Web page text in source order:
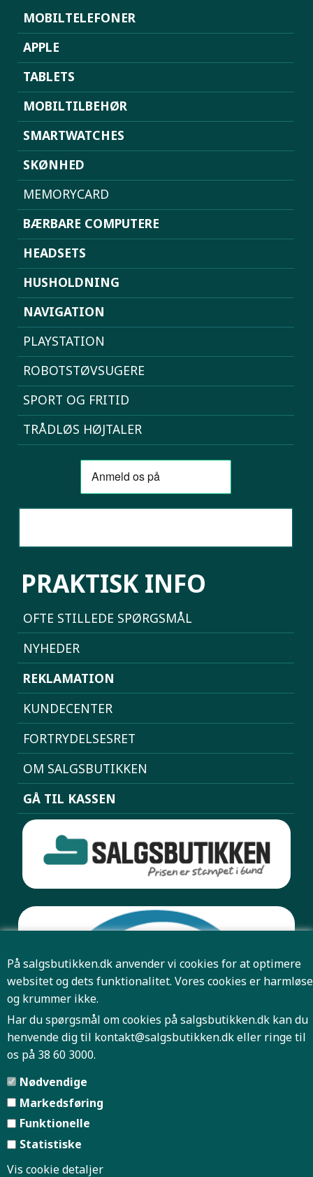
På salgsbutikken.dk anvender vi cookies for at optimere
websitet og dets funktionalitet. Vores cookies er harmløse
og krummer ikke.
Har du spørgsmål om cookies på salgsbutikken.dk kan du
henvende dig til kontakt@salgsbutikken.dkeller ringe til
os på 38 60 3000.
Nødvendige
Markedsføring
Funktionelle
Statistiske
Vis cookie detaljer
MOBILTELEFONER
APPLE
TABLETS
MOBILTILBEHØR
SMARTWATCHES
SKØNHED
MEMORYCARD
BÆRBARE COMPUTERE
HEADSETS
HUSHOLDNING
NAVIGATION
PLAYSTATION
ROBOTSTØVSUGERE
SPORT OG FRITID
TRÅDLØS HØJTALER
PRAKTISK INFO
OFTE STILLEDE SPØRGSMÅL
NYHEDER
REKLAMATION
KUNDECENTER
FORTRYDELSESRET
OM SALGSBUTIKKEN
GÅ TIL KASSEN
Pris og antal er først bindende når Salgsbutikken har
Handelsbetingelser